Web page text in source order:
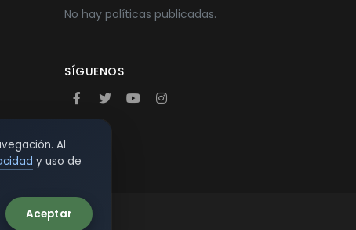
No hay políticas publicadas.
SÍGUENOS
Al
y uso de
Aceptar